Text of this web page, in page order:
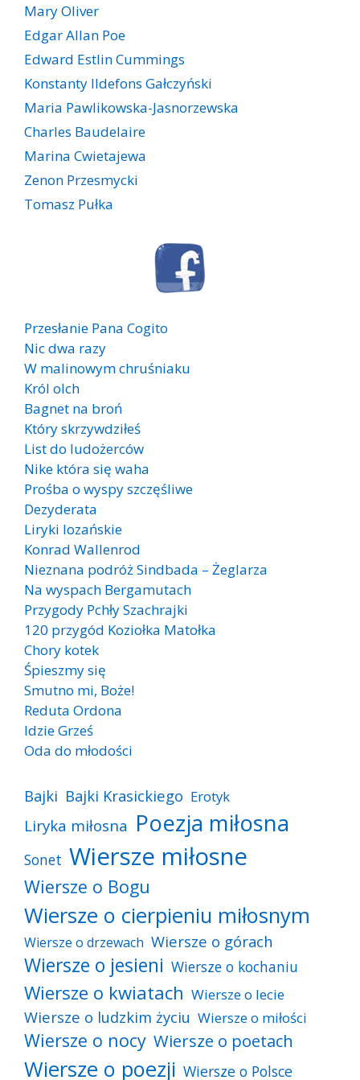
Mary Oliver
Edgar Allan Poe
Edward Estlin Cummings
Konstanty Ildefons Gałczyński
Maria Pawlikowska-Jasnorzewska
Charles Baudelaire
Marina Cwietajewa
Zenon Przesmycki
Tomasz Pułka
Przesłanie Pana Cogito
Nic dwa razy
W malinowym chruśniaku
Król olch
Bagnet na broń
Który skrzywdziłeś
List do ludożerców
Nike która się waha
Prośba o wyspy szczęśliwe
Dezyderata
Liryki lozańskie
Konrad Wallenrod
Nieznana podróż Sindbada – Żeglarza
Na wyspach Bergamutach
Przygody Pchły Szachrajki
120 przygód Koziołka Matołka
Chory kotek
Śpieszmy się
Smutno mi, Boże!
Reduta Ordona
Idzie Grześ
Oda do młodości
Bajki Bajki Krasickiego Erotyk
Liryka miłosna Poezja miłosna
Sonet Wiersze miłosne
Wiersze o Bogu
Wiersze o cierpieniu miłosnym
Wiersze o drzewach Wiersze o górach
Wiersze o jesieni Wiersze o kochaniu
Wiersze o kwiatach Wiersze o lecie
Wiersze o ludzkim życiu Wiersze o miłości
Wiersze o nocy Wiersze o poetach
Wiersze o poezji Wiersze o Polsce